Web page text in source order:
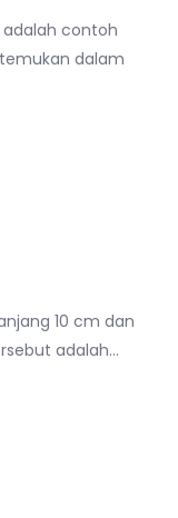
contoh
dalam
10 cm dan
adalah…